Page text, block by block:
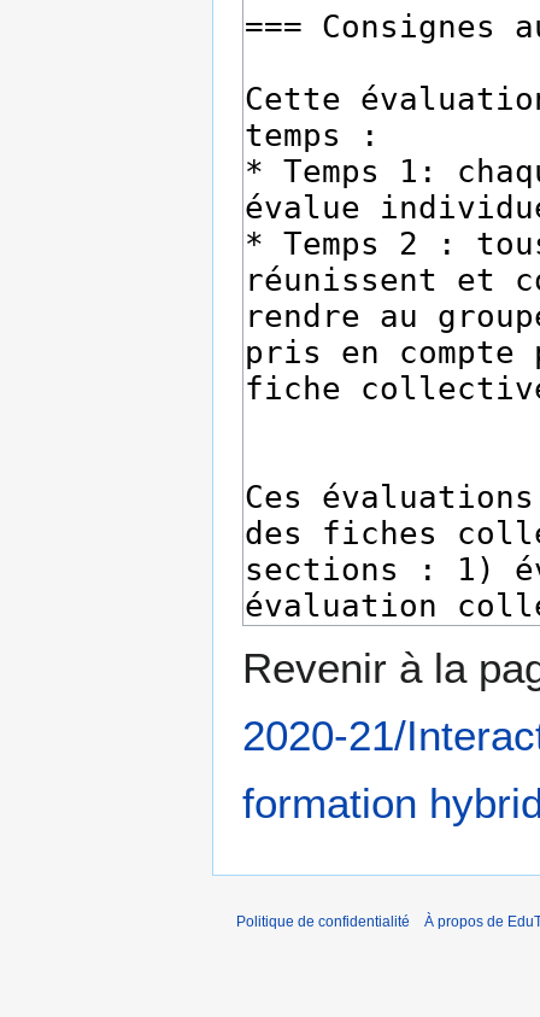
Revenir à la
2020-21/
formation
Politique de confidentialité À propos de